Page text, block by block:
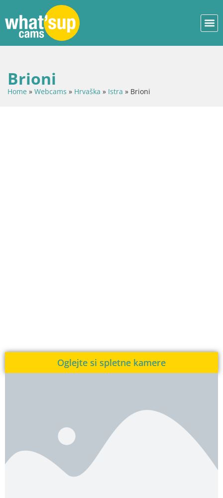
Brioni
Home » Webcams » Hrvaška » Istra » Brioni
Oglejte si spletne kamere